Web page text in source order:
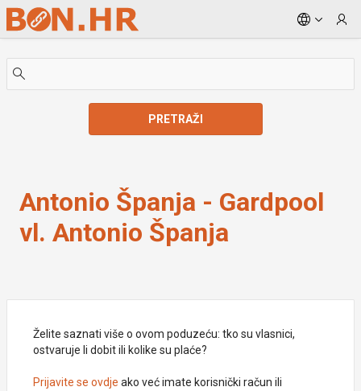
Skip to Main Content
PRETRAŽI
Antonio Španja - Gardpool
vl. Antonio Španja
Želite saznati više o ovom poduzeću: tko su vlasnici,
ostvaruje li dobit ili kolike su plaće?
Prijavite se ovdje ako već imate korisnički račun ili